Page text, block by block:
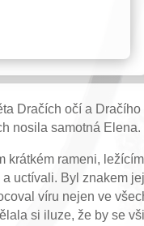
Dračích očí a
nosila samotná Elena.
krátkém rameni,
uctívali. Byl znakem
víru nejen ve
si iluze, že by se